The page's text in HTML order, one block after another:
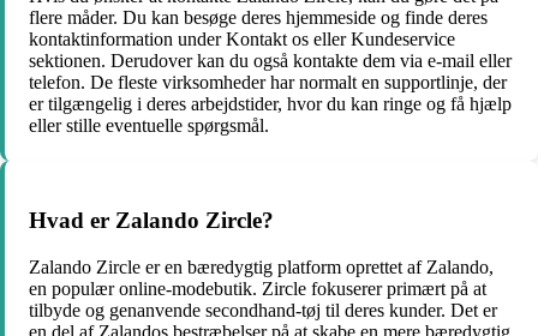
flere måder. Du kan besøge deres hjemmeside og finde deres
kontaktinformation under Kontakt os eller Kundeservice
sektionen. Derudover kan du også kontakte dem via e-mail eller
telefon. De fleste virksomheder har normalt en supportlinje, der
er tilgængelig i deres arbejdstider, hvor du kan ringe og få hjælp
eller stille eventuelle spørgsmål.
Hvad er Zalando Zircle?
Zalando Zircle er en bæredygtig platform oprettet af Zalando,
en populær online-modebutik. Zircle fokuserer primært på at
tilbyde og genanvende secondhand-tøj til deres kunder. Det er
en del af Zalandos bestræbelser på at skabe en mere bæredygtig